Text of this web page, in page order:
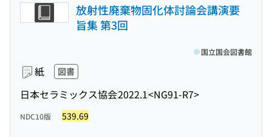
放射性廃棄物固化体討論会講演要
旨集 第3回
紙 図書
日本セラミックス協会2022.1<NG91-R7>
国立国会図書館
NDC10版 539.69